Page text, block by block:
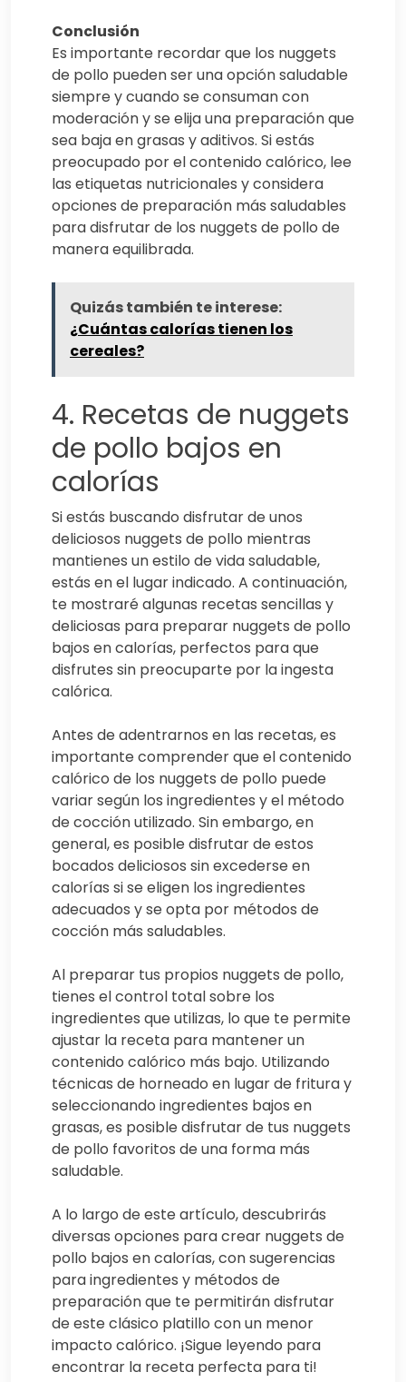
Conclusión
Es importante recordar que los nuggets
de pollo pueden ser una opción saludable
siempre y cuando se consuman con
moderación y se elija una preparación que
sea baja en grasas y aditivos. Si estás
preocupado por el contenido calórico, lee
las etiquetas nutricionales y considera
opciones de preparación más saludables
para disfrutar de los nuggets de pollo de
manera equilibrada.
Quizás también te interese:
¿Cuántas calorías tienen los
cereales?
4. Recetas de nuggets
de pollo bajos en
calorías
Si estás buscando disfrutar de unos
deliciosos nuggets de pollo mientras
mantienes un estilo de vida saludable,
estás en el lugar indicado. A continuación,
te mostraré algunas recetas sencillas y
deliciosas para preparar nuggets de pollo
bajos en calorías, perfectos para que
disfrutes sin preocuparte por la ingesta
calórica.
Antes de adentrarnos en las recetas, es
importante comprender que el contenido
calórico de los nuggets de pollo puede
variar según los ingredientes y el método
de cocción utilizado. Sin embargo, en
general, es posible disfrutar de estos
bocados deliciosos sin excederse en
calorías si se eligen los ingredientes
adecuados y se opta por métodos de
cocción más saludables.
Al preparar tus propios nuggets de pollo,
tienes el control total sobre los
ingredientes que utilizas, lo que te permite
ajustar la receta para mantener un
contenido calórico más bajo. Utilizando
técnicas de horneado en lugar de fritura y
seleccionando ingredientes bajos en
grasas, es posible disfrutar de tus nuggets
de pollo favoritos de una forma más
saludable.
A lo largo de este artículo, descubrirás
diversas opciones para crear nuggets de
pollo bajos en calorías, con sugerencias
para ingredientes y métodos de
preparación que te permitirán disfrutar
de este clásico platillo con un menor
impacto calórico. ¡Sigue leyendo para
encontrar la receta perfecta para ti!